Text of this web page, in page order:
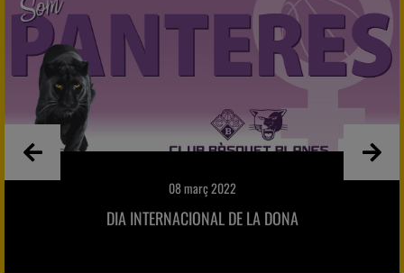
08 març 2022
DIA INTERNACIONAL DE LA DONA